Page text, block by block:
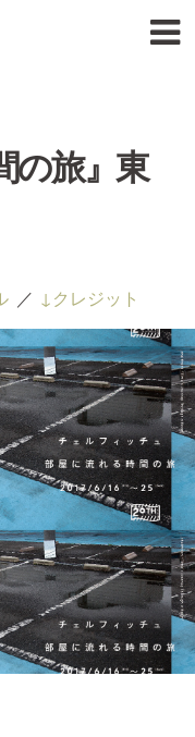
/ toshiki okada
Ja
の旅』東
クレジット